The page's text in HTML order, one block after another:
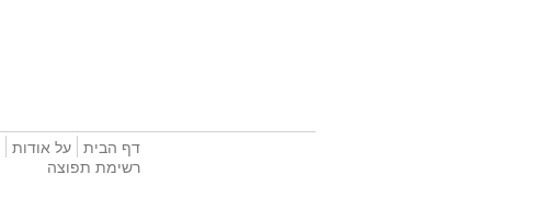
דף הבית על אודות
רשימת תפוצה